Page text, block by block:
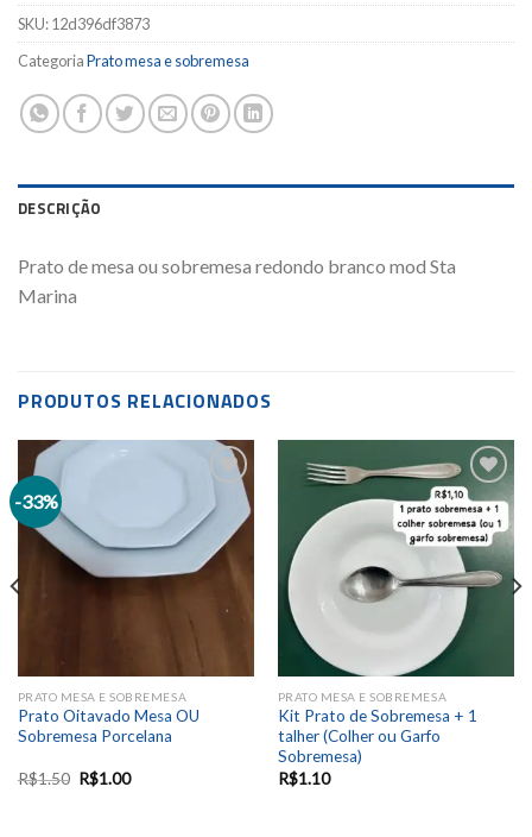
SKU:12d396df3873
CategoriaPrato mesa e sobremesa
DESCRIÇÃO
Prato de mesa ou sobremesa redondo branco mod Sta
Marina
PRODUTOS RELACIONADOS
-33%
wishlist
PRATO MESA E SOBREMESA
Prato Oitavado Mesa OU
Sobremesa Porcelana
R$1.50 R$1.00
Add to
wishlist
PRATO MESA E SOBREMESA
Kit Prato de Sobremesa + 1
talher (Colher ou Garfo
Sobremesa)
R$1.10